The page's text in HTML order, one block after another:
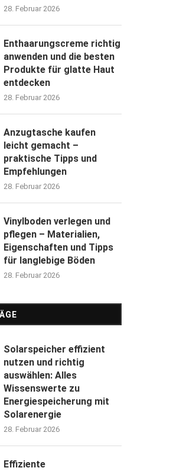
28. Februar 2026
Enthaarungscreme richtig
anwenden und die besten
Produkte für glatte Haut
entdecken
28. Februar 2026
Anzugtasche kaufen
leicht gemacht –
praktische Tipps und
Empfehlungen
28. Februar 2026
Vinylboden verlegen und
pflegen – Materialien,
Eigenschaften und Tipps
für langlebige Böden
28. Februar 2026
Solarspeicher effizient
nutzen und richtig
auswählen: Alles
Wissenswerte zu
Energiespeicherung mit
Solarenergie
28. Februar 2026
Effiziente